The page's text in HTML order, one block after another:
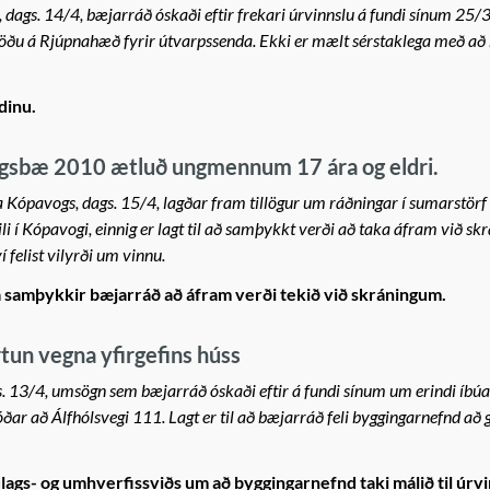
14/4, bæjarráð óskaði eftir frekari úrvinnslu á fundi sínum 25/
á Rjúpnahæð fyrir útvarpssenda. Ekki er mælt sérstaklega með
2010 ætluð ungmennum 17 ára og eldri.
dags. 15/4, lagðar fram tillögur um ráðningar í sumarstörf
í Kópavogi, einnig er lagt til að samþykkt verði að taka áfram við
felist vilyrði um vinnu.
bæjarráð að áfram verði tekið við skráningum.
vegna yfirgefins húss
13/4, umsögn sem bæjarráð óskaði eftir á fundi sínum um erindi
að Álfhólsvegi 111. Lagt er til að bæjarráð feli byggingarnefnd að
og umhverfissviðs um að byggingarnefnd taki málið til